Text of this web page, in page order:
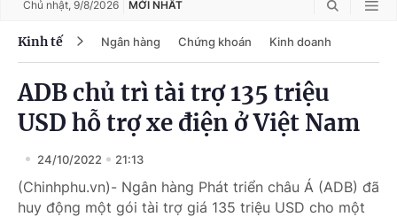
Chủ nhật, 9/8/2026 MỚI NHẤT
Kinh tế Ngân hàng Chứng khoán Kinh doanh
ADB chủ trì tài trợ 135 triệu
USD hỗ trợ xe điện ở Việt Nam
24/10/2022 21:13
(Chinhphu.vn)- Ngân hàng Phát triển châu Á (ADB) đã
huy động một gói tài trợ giá 135 triệu USD cho một